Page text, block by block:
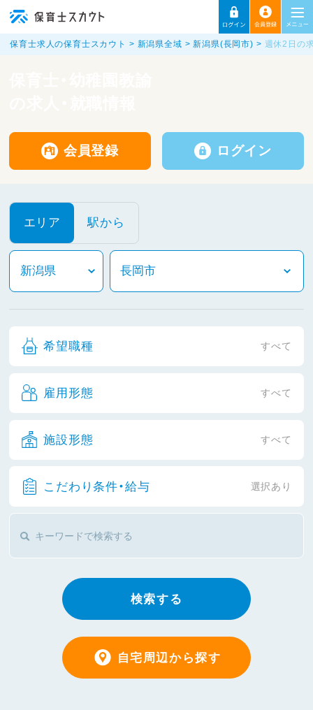
保育士求人の保育士スカウト 新潟県全域 新潟県(長岡市) 週休2日の
会員登録 ログイン
エリア 駅から
希望職種 すべて
雇用形態 すべて
施設形態 すべて
こだわり条件・給与 選択あり
検索する
自宅周辺から探す